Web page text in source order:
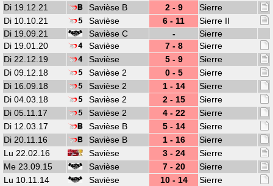
Di 19.12.21
Savièse B 2 - 9
Sierre
Di 10.10.21
Savièse 6 - 11
Sierre II
Di 19.09.21
Savièse C -
Sierre
Di 19.01.20
Savièse 7 - 8
Sierre
Di 22.12.19
Savièse 5 - 9
Sierre
Di 09.12.18
Savièse 2 0 - 5
Sierre
Di 16.09.18
Savièse 2 1 - 14
Sierre
Di 04.03.18
Savièse 2 2 - 15
Sierre
Di 05.11.17
Savièse 2 4 - 22
Sierre
Di 12.03.17
Savièse B 5 - 14
Sierre
Di 20.11.16
Savièse B 1 - 16
Sierre
Lu 22.02.16
Savièse 3 - 24
Sierre
Me 23.09.15
Savièse 7 - 20
Sierre
Lu 10.11.14
Savièse 10 - 14
Sierre